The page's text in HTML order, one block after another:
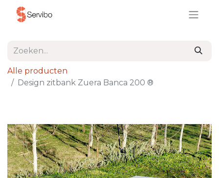
Alle producten
Design zitbank Zuera Banca 200 ®